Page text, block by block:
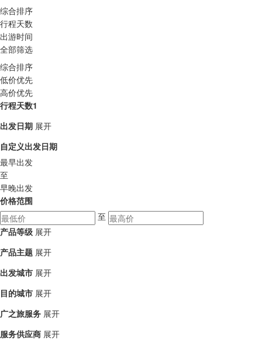
综合排序
行程天数
出游时间
全部筛选
综合排序
低价优先
高价优先
行程天数1
出发日期 展开
自定义出发日期
最早出发
至
早晚出发
价格范围
至
产品等级 展开
产品主题 展开
出发城市 展开
目的城市 展开
广之旅服务 展开
服务供应商 展开